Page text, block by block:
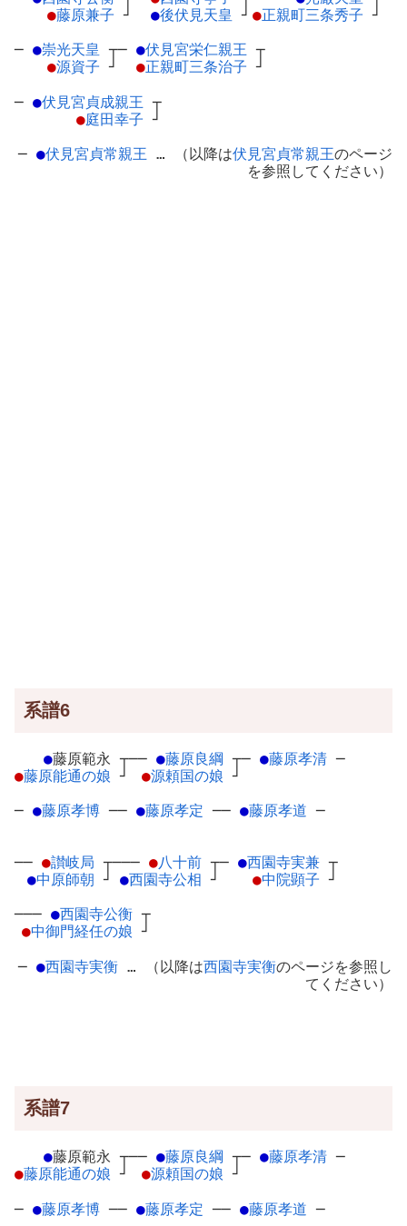
●藤原兼子 ┘
●後伏見天皇 ┘ ●正親町三条秀子 ┘
─ ●崇光天皇 ┬
●源資子 ┘
─ ●伏見宮栄仁親王 ┬
●正親町三条治子 ┘
─ ●伏見宮貞成親王 ┬
●庭田幸子 ┘
─ ●伏見宮貞常親王 … （以降は伏見宮貞常親王のページ
を参照してください）
系譜6
●藤原範永 ┬
●藤原能通の娘 ┘
── ●藤原良綱 ┬
●源頼国の娘 ┘
─ ●藤原孝清 ─
─ ●藤原孝博 ── ●藤原孝定 ── ●藤原孝道 ─
── ●讃岐局 ┬
●中原師朝 ┘
─── ●八十前 ┬
●西園寺公相 ┘
─ ●西園寺実兼 ┬
●中院顕子 ┘
─── ●西園寺公衡 ┬
●中御門経任の娘 ┘
─ ●西園寺実衡 … （以降は西園寺実衡のページを参照し
てください）
系譜7
●藤原範永 ┬
●藤原能通の娘 ┘
── ●藤原良綱 ┬
●源頼国の娘 ┘
─ ●藤原孝清 ─
─ ●藤原孝博 ── ●藤原孝定 ── ●藤原孝道 ─